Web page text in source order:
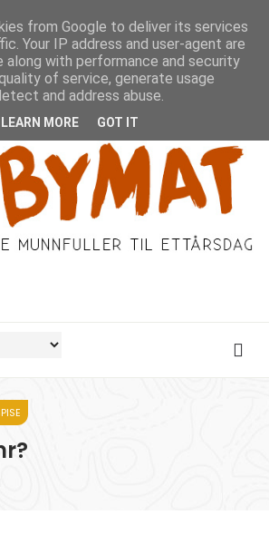
from Google to deliver its services
Your IP address and user-agent are
along with performance and security
of service, generate usage
and address abuse.
LEARN MORE GOT IT